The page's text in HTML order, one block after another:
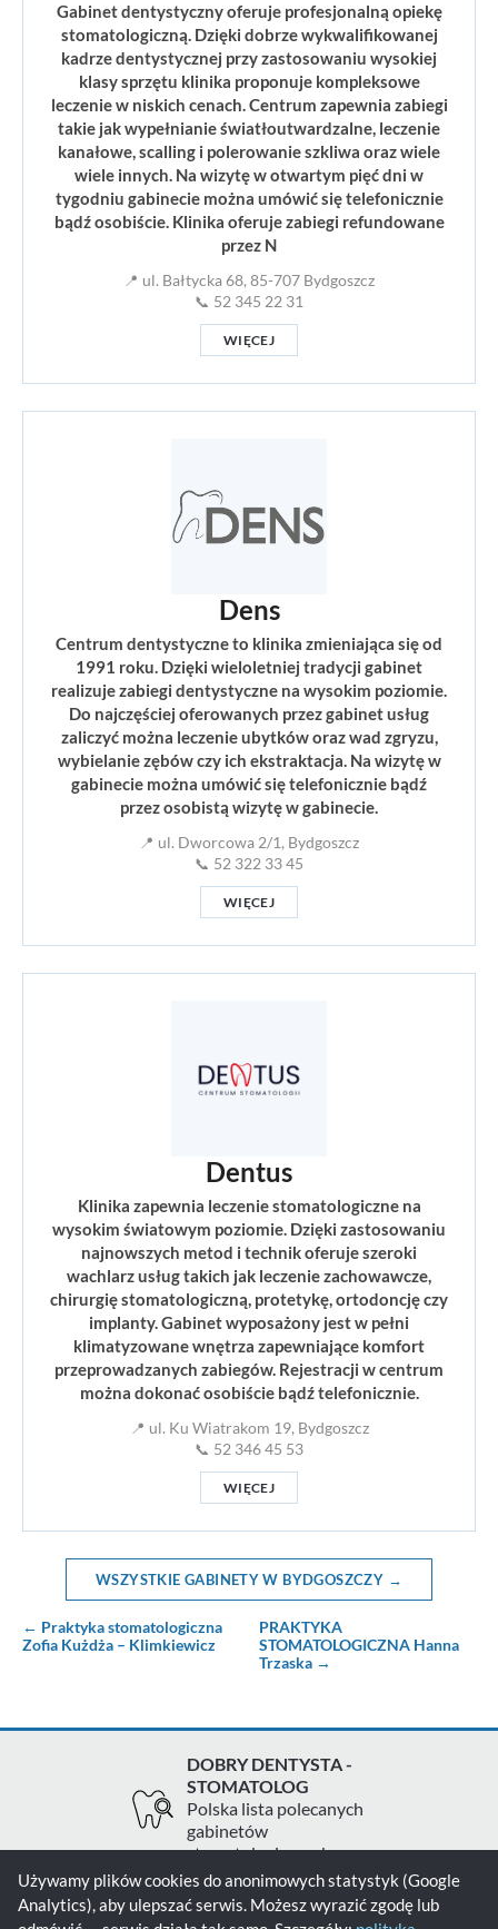
Gabinet dentystyczny oferuje profesjonalną opiekę
stomatologiczną. Dzięki dobrze wykwalifikowanej
kadrze dentystycznej przy zastosowaniu wysokiej
klasy sprzętu klinika proponuje kompleksowe
leczenie w niskich cenach. Centrum zapewnia zabiegi
takie jak wypełnianie światłoutwardzalne, leczenie
kanałowe, scalling i polerowanie szkliwa oraz wiele
wiele innych. Na wizytę w otwartym pięć dni w
tygodniu gabinecie można umówić się telefonicznie
bądź osobiście. Klinika oferuje zabiegi refundowane
przez N
📍 ul. Bałtycka 68, 85-707 Bydgoszcz
📞 52 345 22 31
WIĘCEJ
Dens
Centrum dentystyczne to klinika zmieniająca się od
1991 roku. Dzięki wieloletniej tradycji gabinet
realizuje zabiegi dentystyczne na wysokim poziomie.
Do najczęściej oferowanych przez gabinet usług
zaliczyć można leczenie ubytków oraz wad zgryzu,
wybielanie zębów czy ich ekstraktacja. Na wizytę w
gabinecie można umówić się telefonicznie bądź
przez osobistą wizytę w gabinecie.
📍 ul. Dworcowa 2/1, Bydgoszcz
📞 52 322 33 45
WIĘCEJ
Dentus
Klinika zapewnia leczenie stomatologiczne na
wysokim światowym poziomie. Dzięki zastosowaniu
najnowszych metod i technik oferuje szeroki
wachlarz usług takich jak leczenie zachowawcze,
chirurgię stomatologiczną, protetykę, ortodoncję czy
implanty. Gabinet wyposażony jest w pełni
klimatyzowane wnętrza zapewniające komfort
przeprowadzanych zabiegów. Rejestracji w centrum
można dokonać osobiście bądź telefonicznie.
📍 ul. Ku Wiatrakom 19, Bydgoszcz
📞 52 346 45 53
WIĘCEJ
WSZYSTKIE GABINETY W BYDGOSZCZY →
← Praktyka stomatologiczna
Zofia Kużdża – Klimkiewicz
PRAKTYKA
STOMATOLOGICZNA Hanna
Trzaska →
DOBRY DENTYSTA -
STOMATOLOG
Polska lista polecanych
gabinetów
stomatologicznych
Zgłoś gabinet Kontakt Polityka prywatności
Używamy plików cookies do anonimowych statystyk (Google
Analytics), aby ulepszać serwis. Możesz wyrazić zgodę lub